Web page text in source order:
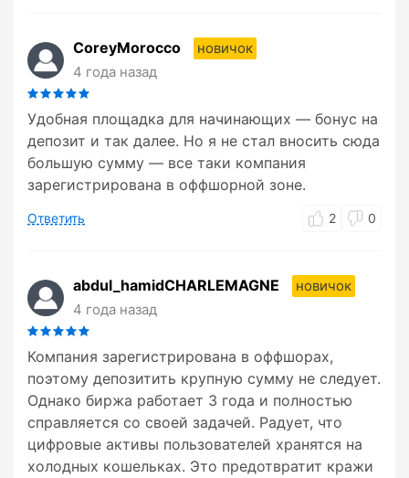
CoreyMorocco
новичок
4 года назад
Удобная площадка для начинающих — бонус на
депозит и так далее. Но я не стал вносить сюда
большую сумму — все таки компания
зарегистрирована в оффшорной зоне.
Ответить 2 0
abdul_hamidCHARLEMAGNE
новичок
4 года назад
Компания зарегистрирована в оффшорах,
поэтому депозитить крупную сумму не следует.
Однако биржа работает 3 года и полностью
справляется со своей задачей. Радует, что
цифровые активы пользователей хранятся на
холодных кошельках. Это предотвратит кражи